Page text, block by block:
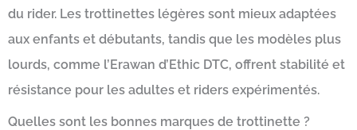
du rider. Les trottinettes légères sont mieux adaptées
aux enfants et débutants, tandis que les modèles plus
lourds, comme l’Erawan d’Ethic DTC, offrent stabilité et
résistance pour les adultes et riders expérimentés.
Quelles sont les bonnes marques de trottinette ?